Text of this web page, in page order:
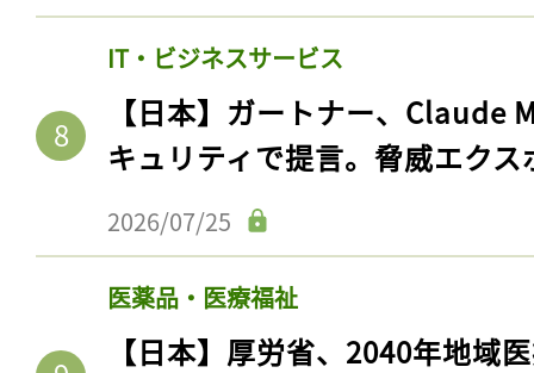
IT・ビジネスサービス
【日本】ガートナー、Claude
キュリティで提言。脅威エク
2026/07/25
医薬品・医療福祉
【日本】厚労省、2040年地域